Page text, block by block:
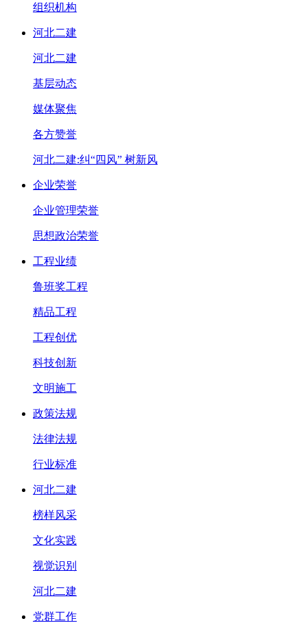
组织机构
河北二建
河北二建
基层动态
媒体聚焦
各方赞誉
河北二建:纠“四风” 树新风
企业荣誉
企业管理荣誉
思想政治荣誉
工程业绩
鲁班奖工程
精品工程
工程创优
科技创新
文明施工
政策法规
法律法规
行业标准
河北二建
榜样风采
文化实践
视觉识别
河北二建
党群工作